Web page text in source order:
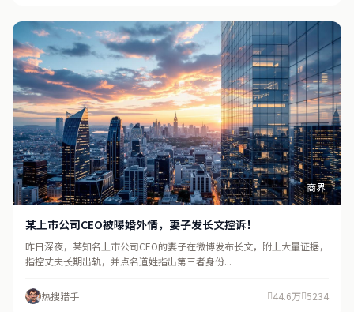
商界
某上市公司CEO被曝婚外情，妻子发长文控诉！
昨日深夜，某知名上市公司CEO的妻子在微博发布长文，附上大量证据，
指控丈夫长期出轨，并点名道姓指出第三者身份...
热搜猎手 44.6万 5234